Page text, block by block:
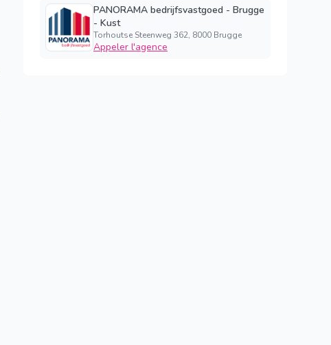
PANORAMA bedrijfsvastgoed - Brugge
- Kust
Torhoutse Steenweg 362, 8000 Brugge
Appeler l'agence